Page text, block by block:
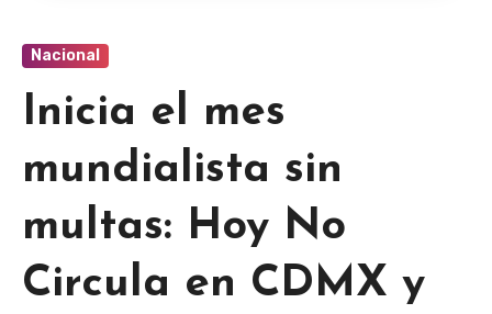
Nacional
Inicia el mes
mundialista sin
multas: Hoy No
Circula en CDMX y